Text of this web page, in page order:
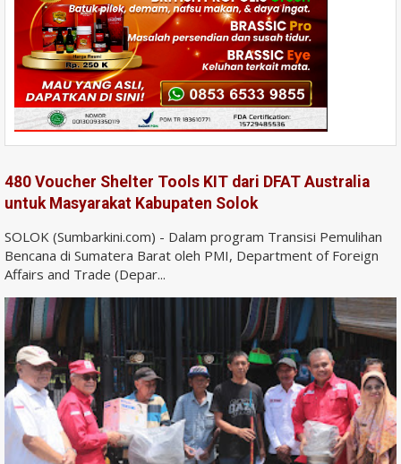
480 Voucher Shelter Tools KIT dari DFAT Australia
untuk Masyarakat Kabupaten Solok
SOLOK (Sumbarkini.com) - Dalam program Transisi Pemulihan
Bencana di Sumatera Barat oleh PMI, Department of Foreign
Affairs and Trade (Depar...